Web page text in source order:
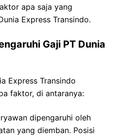
apa saja yang
Express Transindo.
Gaji PT Dunia
Express Transindo
faktor, di antaranya:
dipengaruhi oleh
yang diemban. Posisi